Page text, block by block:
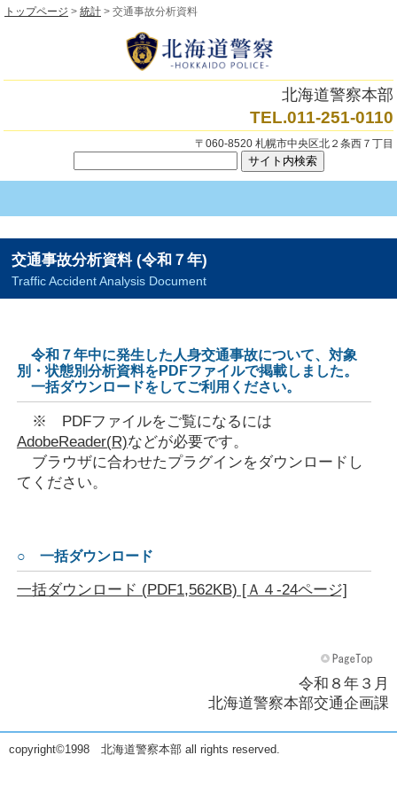
トップページ > 統計 > 交通事故分析資料
北海道警察本部
TEL.011-251-0110
〒060-8520 札幌市中央区北２条西７丁目
交通事故分析資料 (令和７年)
Traffic Accident Analysis Document
令和７年中に発生した人身交通事故について、対象
別・状態別分析資料をPDFファイルで掲載しました。
一括ダウンロードをしてご利用ください。
※ PDFファイルをご覧になるには
AdobeReader(R)などが必要です。
ブラウザに合わせたプラグインをダウンロードし
てください。
○ 一括ダウンロード
一括ダウンロード (PDF1,562KB) [Ａ４-24ページ]
令和８年３月
北海道警察本部交通企画課
copyright©1998 北海道警察本部 all rights reserved.